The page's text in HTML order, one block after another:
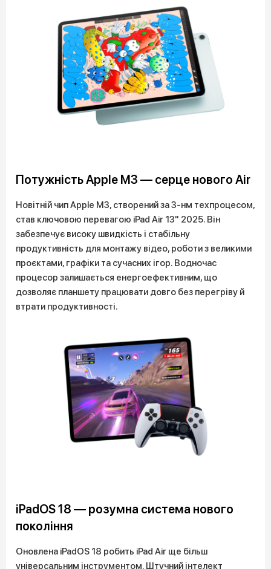
Потужність Apple M3 — серце нового Air
Новітній чип Apple M3, створений за 3-нм техпроцесом,
став ключовою перевагою iPad Air 13" 2025. Він
забезпечує високу швидкість і стабільну
продуктивність для монтажу відео, роботи з великими
проєктами, графіки та сучасних ігор. Водночас
процесор залишається енергоефективним, що
дозволяє планшету працювати довго без перегріву й
втрати продуктивності.
iPadOS 18 — розумна система нового
покоління
Оновлена iPadOS 18 робить iPad Air ще більш
універсальним інструментом. Штучний інтелект